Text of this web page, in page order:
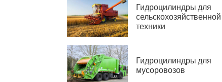
Гидроцилиндры для
сельскохозяйственной
техники
Гидроцилиндры для
мусоровозов